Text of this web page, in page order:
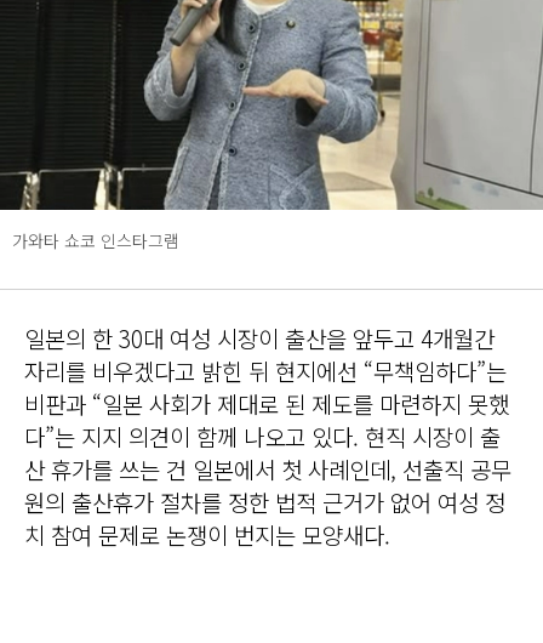
가와타 쇼코 인스타그램
일본의 한 30대 여성 시장이 출산을 앞두고 4개월간
자리를 비우겠다고 밝힌 뒤 현지에선 “무책임하다”는
비판과 “일본 사회가 제대로 된 제도를 마련하지 못했
다”는 지지 의견이 함께 나오고 있다. 현직 시장이 출
산 휴가를 쓰는 건 일본에서 첫 사례인데, 선출직 공무
원의 출산휴가 절차를 정한 법적 근거가 없어 여성 정
치 참여 문제로 논쟁이 번지는 모양새다.